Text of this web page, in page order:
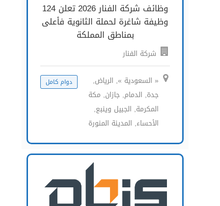
وظائف شركة الفنار 2026 تعلن 124
وظيفة شاغرة لحملة الثانوية فأعلى
بمناطق المملكة
شركة الفنار
« السعودية », الرياض,
جدة, الدمام, جازان, مكة
المكرمة, الجبيل وينبع,
الأحساء, المدينة المنورة
دوام كامل